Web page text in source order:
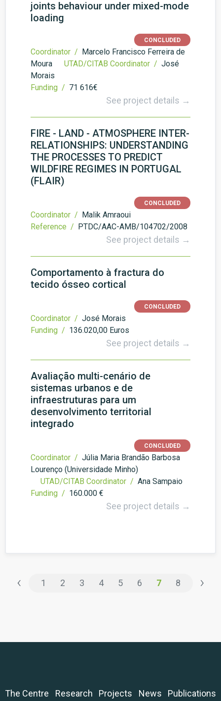
joints behaviour under mixed-mode
loading
CONCLUDED
Coordinator / Marcelo Francisco Ferreira de
Moura
UTAD/CITAB Coordinator / José
Morais
Funding / 71 616€
See project details →
FIRE - LAND - ATMOSPHERE INTER-
RELATIONSHIPS: UNDERSTANDING
THE PROCESSES TO PREDICT
WILDFIRE REGIMES IN PORTUGAL
(FLAIR)
CONCLUDED
Coordinator / Malik Amraoui
Reference / PTDC/AAC-AMB/104702/2008
See project details →
Comportamento à fractura do
tecido ósseo cortical
CONCLUDED
Coordinator / José Morais
Funding / 136.020,00 Euros
See project details →
Avaliação multi-cenário de
sistemas urbanos e de
infraestruturas para um
desenvolvimento territorial
integrado
CONCLUDED
Coordinator / Júlia Maria Brandão Barbosa
Lourenço (Universidade Minho)
UTAD/CITAB Coordinator / Ana Sampaio
Funding / 160.000 €
See project details →
‹ 1 2 3 4 5 6 7 8 ›
The Centre Research Projects News
Publications